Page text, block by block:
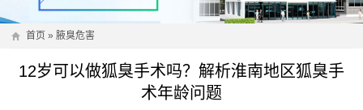
首页 » 腋臭危害
12岁可以做狐臭手术吗？解析淮南地区狐臭手
术年龄问题